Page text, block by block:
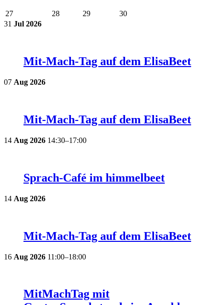
27 28 29
30
31 Jul 2026
Mit-Mach-Tag auf dem ElisaBeet
07 Aug 2026
Mit-Mach-Tag auf dem ElisaBeet
14 Aug 2026 14:30–17:00
Sprach-Café im himmelbeet
14 Aug 2026
Mit-Mach-Tag auf dem ElisaBeet
16 Aug 2026 11:00–18:00
MitMachTag mit